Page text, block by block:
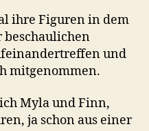
ihre Figuren in dem
und
mitgenommen.
Myla und Finn,
ja schon aus einer